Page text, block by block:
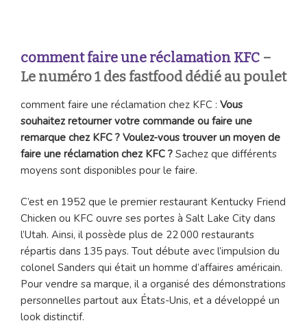
comment faire une réclamation KFC –
Le numéro 1 des fastfood dédié au poulet
comment faire une réclamation chez KFC : Vous
souhaitez retourner votre commande ou faire une
remarque chez KFC ? Voulez-vous trouver un moyen de
faire une réclamation chez KFC ? Sachez que différents
moyens sont disponibles pour le faire.
C’est en 1952 que le premier restaurant Kentucky Friend
Chicken ou KFC ouvre ses portes à Salt Lake City dans
l’Utah. Ainsi, il possède plus de 22 000 restaurants
répartis dans 135 pays. Tout débute avec l’impulsion du
colonel Sanders qui était un homme d’affaires américain.
Pour vendre sa marque, il a organisé des démonstrations
personnelles partout aux États-Unis, et a développé un
look distinctif.